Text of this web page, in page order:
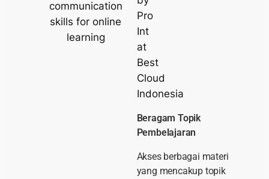
Beragam Topik
Pembelajaran
Akses berbagai materi
yang mencakup topik